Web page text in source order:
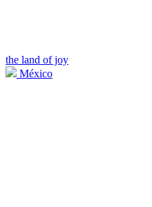
the land of joy
México